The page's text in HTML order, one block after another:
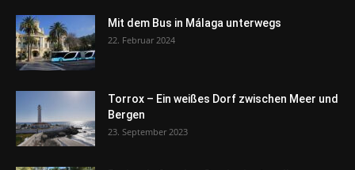
Mit dem Bus in Málaga unterwegs
22. Februar 2024
Torrox – Ein weißes Dorf zwischen Meer und
Bergen
23. September 2023